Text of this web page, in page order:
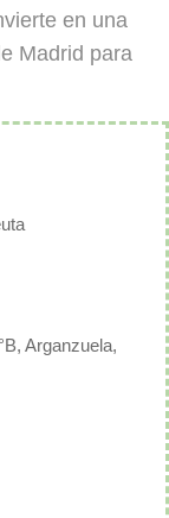
en una
Madrid para
Arganzuela,